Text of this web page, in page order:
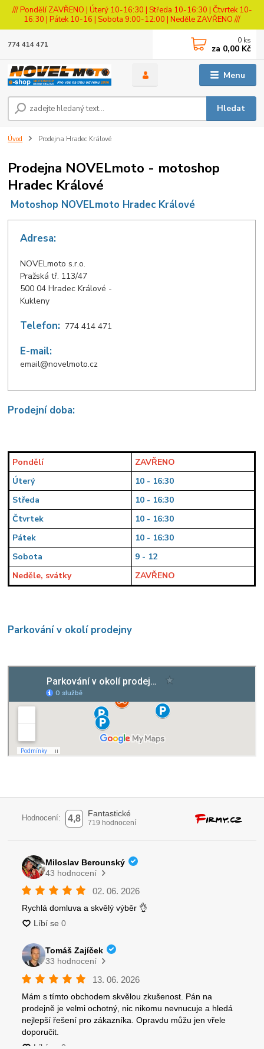
/// Pondělí ZAVŘENO | Úterý 10-16:30 | Středa 10-16:30 | Čtvrtek 10-
16:30 | Pátek 10-16 | Sobota 9:00-12:00 | Neděle ZAVŘENO ///
Menu
Hledat
774 414 471 0 ks
za 0,00 Kč
Úvod Prodejna Hradec Králové
Prodejna NOVELmoto - motoshop
Hradec Králové
Motoshop NOVELmoto Hradec Králové
Adresa:
NOVELmoto s.r.o.
Pražská tř. 113/47
500 04 Hradec Králové -
Kukleny
Telefon: 774 414 471
E-mail:
email@novelmoto.cz
Prodejní doba:
Pondělí
ZAVŘENO
Úterý
10 - 16:30
Středa
10 - 16:30
Čtvrtek
10 - 16:30
Pátek
10 - 16:30
Sobota
9 - 12
Neděle, svátky
ZAVŘENO
Parkování v okolí prodejny